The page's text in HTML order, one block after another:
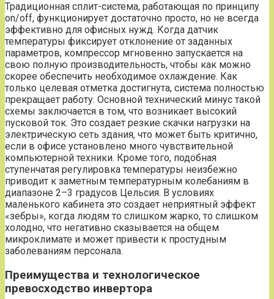
Традиционная сплит-система, работающая по принципу
on/off, функционирует достаточно просто, но не всегда
эффективно для офисных нужд. Когда датчик
температуры фиксирует отклонение от заданных
параметров, компрессор мгновенно запускается на
свою полную производительность, чтобы как можно
скорее обеспечить необходимое охлаждение. Как
только целевая отметка достигнута, система полностью
прекращает работу. Основной технический минус такой
схемы заключается в том, что возникает высокий
пусковой ток. Это создает резкие скачки нагрузки на
электрическую сеть здания, что может быть критично,
если в офисе установлено много чувствительной
компьютерной техники. Кроме того, подобная
ступенчатая регулировка температуры неизбежно
приводит к заметным температурным колебаниям в
диапазоне 2–3 градусов Цельсия. В условиях
маленького кабинета это создает неприятный эффект
«зебры», когда людям то слишком жарко, то слишком
холодно, что негативно сказывается на общем
микроклимате и может привести к простудным
заболеваниям персонала.
Преимущества и технологическое
превосходство инвертора